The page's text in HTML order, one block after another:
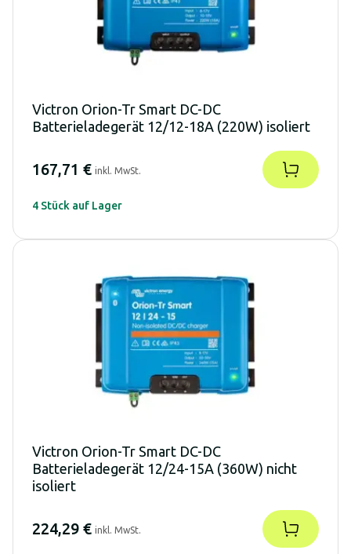
Victron Orion-Tr Smart DC-DC
Batterieladegerät 12/12-18A (220W) isoliert
167,71 € inkl. MwSt.
4 Stück auf Lager
Victron Orion-Tr Smart DC-DC
Batterieladegerät 12/24-15A (360W) nicht
isoliert
224,29 € inkl. MwSt.